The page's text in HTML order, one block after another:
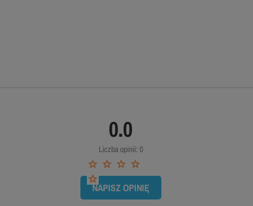
0.0
Liczba opinii: 0
NAPISZ OPINIĘ